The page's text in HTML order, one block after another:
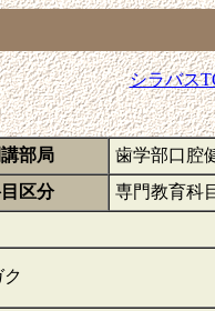
シラバス
部局
歯学部口腔
区分
専門教育科